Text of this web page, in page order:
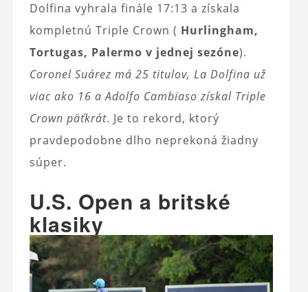
Dolfina vyhrala finále 17:13 a získala
kompletnú Triple Crown ( Hurlingham,
Tortugas, Palermo v jednej sezóne).
Coronel Suárez má 25 titulov, La Dolfina už
viac ako 16 a Adolfo Cambiaso získal Triple
Crown päťkrát. Je to rekord, ktorý
pravdepodobne dlho neprekoná žiadny
súper.
U.S. Open a britské
klasiky